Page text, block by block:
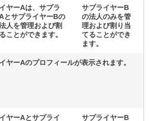
ヤーAは、サプラ
とサプライヤーBの
人を管理および割
ことができます。
サプライヤーB
の法人のみを管
理および割り当
てることができ
ます。
ヤーAのプロフィールが表示されます。
ヤーAとサプライ
サプライヤーB